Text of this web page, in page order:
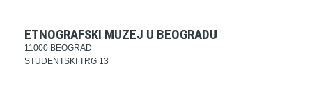
ETNOGRAFSKI MUZEJ U BEOGRADU
11000 BEOGRAD
STUDENTSKI TRG 13